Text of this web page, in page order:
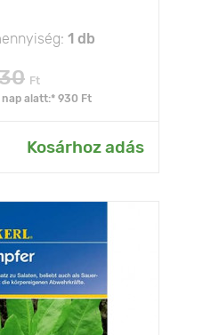
1 db
Ft
alatt:* 930 Ft
Kosárhoz adás